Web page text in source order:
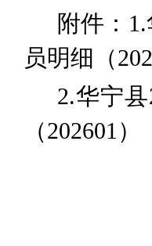
附件： 1.
员明细（
2.华宁县
（202601）